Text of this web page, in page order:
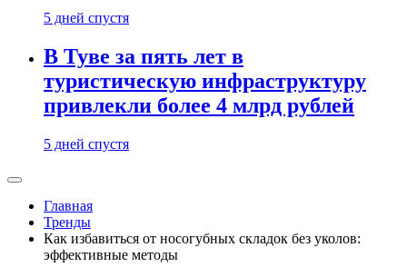
5 дней спустя
В Туве за пять лет в
туристическую инфраструктуру
привлекли более 4 млрд рублей
5 дней спустя
Главная
Тренды
Как избавиться от носогубных складок без уколов:
эффективные методы